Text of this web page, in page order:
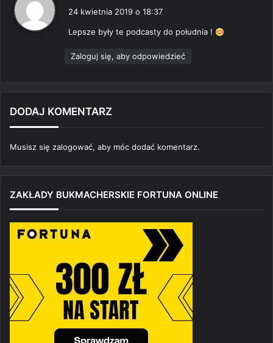
i
z
:
24 kwietnia 2019 o 18:37
Lepsze były te podcasty do południa !
Zaloguj się, aby odpowiedzieć
DODAJ KOMENTARZ
Musisz się zalogować, aby móc dodać komentarz.
ZAKŁADY BUKMACHERSKIE FORTUNA ONLINE